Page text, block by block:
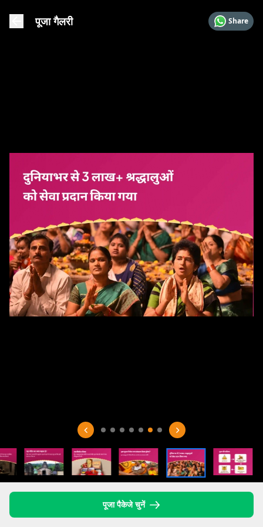
पूजा गैलरी Share
पूजा पैकेजे चुनें